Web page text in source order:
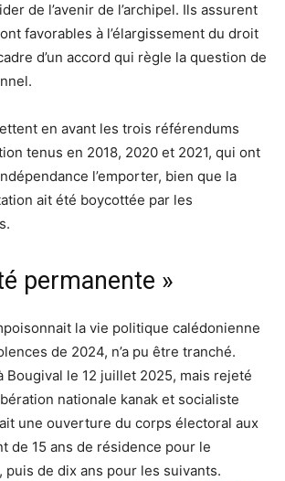
de l’avenir de l’archipel. Ils assurent
favorables à l’élargissement du droit
d’un accord qui règle la question de
en avant les trois référendums
tenus en 2018, 2020 et 2021, qui ont
l’emporter, bien que la
ait été boycottée par les
permanente »
la vie politique calédonienne
de 2024, n’a pu être tranché.
Bougival le 12 juillet 2025, mais rejeté
nationale kanak et socialiste
une ouverture du corps électoral aux
de 15 ans de résidence pour le
puis de dix ans pour les suivants.